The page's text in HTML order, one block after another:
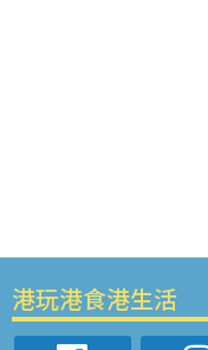
港玩港食港生活